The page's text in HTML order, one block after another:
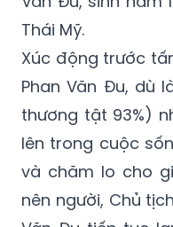
Xúc động trước
Phan Văn Đu, dù
thương tật 93%)
lên trong cuộc
và chăm lo cho
nên người, Chủ
Văn Đu tiếp tục
giữa đời thường